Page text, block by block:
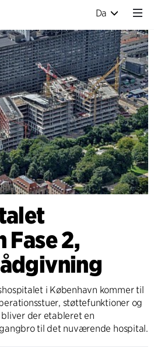
Da
2,
i København kommer til
støttefunktioner og
der etableret en
til det nuværende hospital.